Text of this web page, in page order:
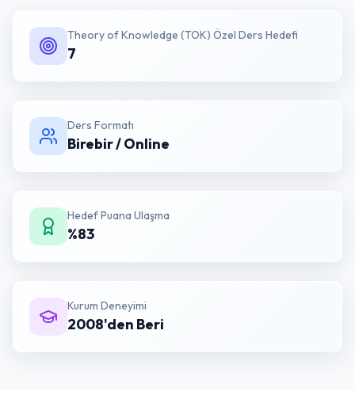
Theory of Knowledge (TOK) Özel Ders Hedefi
7
Ders Formatı
Birebir / Online
Hedef Puana Ulaşma
%83
Kurum Deneyimi
2008'den Beri